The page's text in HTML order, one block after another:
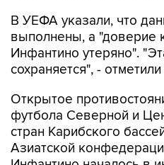
В УЕФА указали, что
выполнены, а "доверие
Инфантино утеряно".
сохраняется", -
Открытое
футбола Северной и
стран Карибского
Азиатской